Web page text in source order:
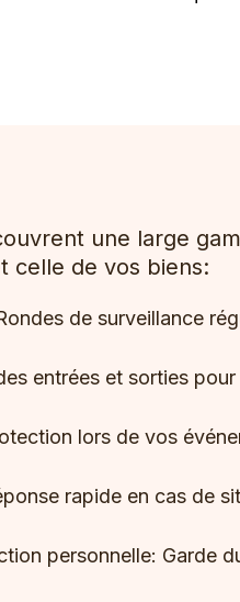
une large
celle de vos biens:
de surveillance
entrées et sorties
lors de vos
rapide en cas de
personnelle: Garde